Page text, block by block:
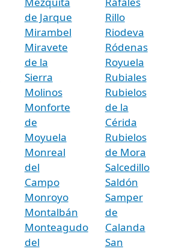
de Jarque
Mirambel
Miravete
de la
Sierra
Molinos
Monforte
de
Moyuela
Monreal
del
Campo
Monroyo
Montalbán
Monteagudo
del
Rillo
Riodeva
Ródenas
Royuela
Rubiales
Rubielos
de la
Cérida
Rubielos
de Mora
Salcedillo
Saldón
Samper
de
Calanda
San